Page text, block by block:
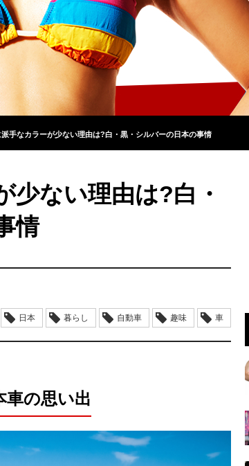
派手なカラーが少ない理由は?白・黒・シルバーの日本の事情
少ない理由は?白・
情
日本 暮らし 自動車 趣味 車
車の思い出